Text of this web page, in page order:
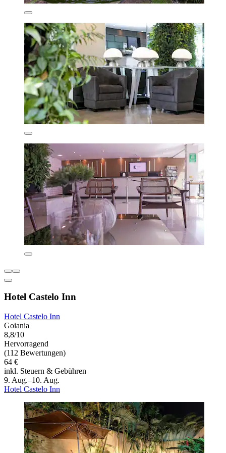
Hotel Castelo Inn
Hotel Castelo Inn
Goiania
8,8/10
Hervorragend
(112 Bewertungen)
64 €
inkl. Steuern & Gebühren
9. Aug.–10. Aug.
Hotel Castelo Inn